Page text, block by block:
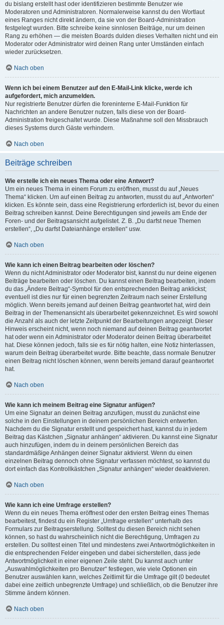
du bislang erstellt hast oder identifizieren bestimmte Benutzer wie
Moderatoren und Administratoren. Normalerweise kannst du den Wortlaut
eines Ranges nicht direkt ändern, da sie von der Board-Administration
festgelegt wurden. Bitte schreibe keine sinnlosen Beiträge, nur um deinen
Rang zu erhöhen — die meisten Boards dulden dieses Verhalten nicht und ein
Moderator oder Administrator wird deinen Rang unter Umständen einfach
wieder zurücksetzen.
Nach oben
Wenn ich bei einem Benutzer auf den E-Mail-Link klicke, werde ich
aufgefordert, mich anzumelden.
Nur registrierte Benutzer dürfen die foreninterne E-Mail-Funktion für
Nachrichten an andere Benutzer nutzen, falls diese von der Board-
Administration freigeschaltet wurde. Diese Maßnahme soll den Missbrauch
dieses Systems durch Gäste verhindern.
Nach oben
Beiträge schreiben
Wie erstelle ich ein neues Thema oder eine Antwort?
Um ein neues Thema in einem Forum zu eröffnen, musst du auf „Neues
Thema“ klicken. Um auf einen Beitrag zu antworten, musst du auf „Antworten“
klicken. Es könnte sein, dass eine Registrierung erforderlich ist, bevor du einen
Beitrag schreiben kannst. Deine Berechtigungen sind jeweils am Ende der
Foren- und der Beitragsansicht aufgelistet. Z. B. „Du darfst neue Themen
erstellen“, „Du darfst Dateianhänge erstellen“ usw.
Nach oben
Wie kann ich einen Beitrag bearbeiten oder löschen?
Wenn du nicht Administrator oder Moderator bist, kannst du nur deine eigenen
Beiträge bearbeiten oder löschen. Du kannst einen Beitrag bearbeiten, indem
du das „Ändere Beitrag“-Symbol für den entsprechenden Beitrag anklickst;
eventuell ist dies nur für einen begrenzten Zeitraum nach seiner Erstellung
möglich. Wenn bereits jemand auf deinen Beitrag geantwortet hat, wird dein
Beitrag in der Themenansicht als überarbeitet gekennzeichnet. Es wird sowohl
die Anzahl als auch der letzte Zeitpunkt der Bearbeitungen angezeigt. Dieser
Hinweis erscheint nicht, wenn noch niemand auf deinen Beitrag geantwortet
hat oder wenn ein Administrator oder Moderator deinen Beitrag überarbeitet
hat. Diese können jedoch, falls sie es für nötig halten, eine Notiz hinterlassen,
warum dein Beitrag überarbeitet wurde. Bitte beachte, dass normale Benutzer
einen Beitrag nicht löschen können, wenn bereits jemand darauf geantwortet
hat.
Nach oben
Wie kann ich meinem Beitrag eine Signatur anfügen?
Um eine Signatur an deinen Beitrag anzufügen, musst du zunächst eine
solche in den Einstellungen in deinem persönlichen Bereich entwerfen.
Nachdem du die Signatur erstellt und gespeichert hast, kannst du in jedem
Beitrag das Kästchen „Signatur anhängen“ aktivieren. Du kannst eine Signatur
auch hinzufügen, indem du in deinem persönlichen Bereich das
standardmäßige Anhängen deiner Signatur aktivierst. Wenn du einen
einzelnen Beitrag dennoch ohne Signatur verfassen möchtest, so kannst du
dort einfach das Kontrollkästchen „Signatur anhängen“ wieder deaktivieren.
Nach oben
Wie kann ich eine Umfrage erstellen?
Wenn du ein neues Thema eröffnest oder den ersten Beitrag eines Themas
bearbeitest, findest du ein Register „Umfrage erstellen“ unterhalb des
Formulars zur Beitragserstellung. Solltest du diesen Bereich nicht sehen
können, so hast du wahrscheinlich nicht die Berechtigung, Umfragen zu
erstellen. Du solltest einen Titel und mindestens zwei Antwortmöglichkeiten in
die entsprechenden Felder eingeben und dabei sicherstellen, dass jede
Antwortmöglichkeit in einer eigenen Zeile steht. Du kannst auch unter
„Auswahlmöglichkeiten pro Benutzer“ festlegen, wie viele Optionen ein
Benutzer auswählen kann, welches Zeitlimit für die Umfrage gilt (0 bedeutet
dabei eine zeitlich unbegrenzte Umfrage) und schließlich, ob die Benutzer ihre
Stimme ändern können.
Nach oben